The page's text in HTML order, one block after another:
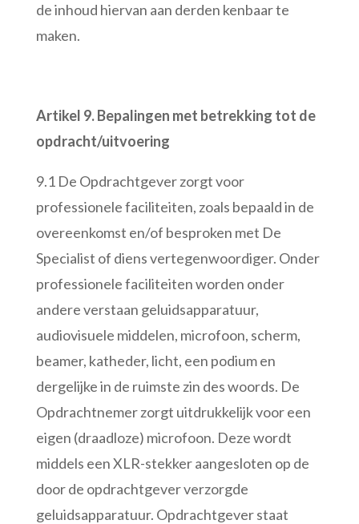
de inhoud hiervan aan derden kenbaar te
maken.
Artikel 9. Bepalingen met betrekking tot de
opdracht/uitvoering
9.1 De Opdrachtgever zorgt voor
professionele faciliteiten, zoals bepaald in de
overeenkomst en/of besproken met De
Specialist of diens vertegenwoordiger. Onder
professionele faciliteiten worden onder
andere verstaan geluidsapparatuur,
audiovisuele middelen, microfoon, scherm,
beamer, katheder, licht, een podium en
dergelijke in de ruimste zin des woords. De
Opdrachtnemer zorgt uitdrukkelijk voor een
eigen (draadloze) microfoon. Deze wordt
middels een XLR-stekker aangesloten op de
door de opdrachtgever verzorgde
geluidsapparatuur. Opdrachtgever staat